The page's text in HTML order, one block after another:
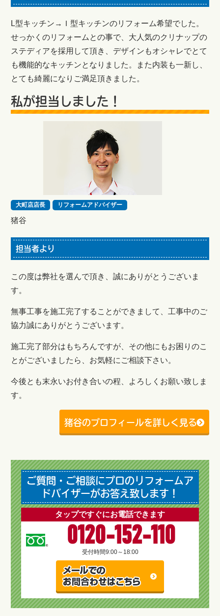
L型キッチン→Ｉ型キッチンのリフォーム希望でした。
せっかくのリフォームとの事で、大人気のクリナップの
ステディアを採用して頂き、デザインもオシャレでとて
も機能的なキッチンとなりました。また内装も一新し、
とても綺麗になりご満足頂きました。
私が担当しました！
大町店店長 リフォームアドバイザー
猪谷
担当者より
この度は弊社を選んで頂き、誠にありがとうございま
す。
無事工事を施工完了することができまして、工事中のご
協力誠にありがとうございます。
施工完了部分はもちろんですが、その他にもお困りのこ
とがございましたら、お気軽にご相談下さい。
今後とも末永いお付き合いの程、よろしくお願い致しま
す。
猪谷のプロフィールを詳しく見る
ご質問・ご相談にプロのリフォームア
ドバイザーがお答え致します！
タップですぐにお電話できます
0120-152-110
受付時間9:00～18:00